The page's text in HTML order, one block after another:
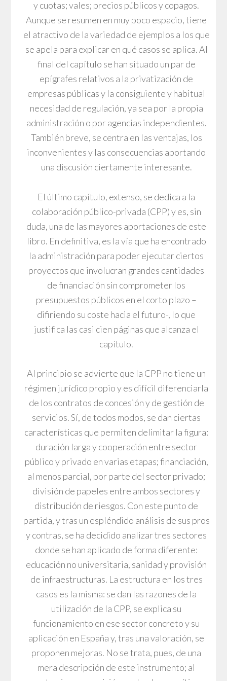
y cuotas; vales; precios públicos y copagos.
Aunque se resumen en muy poco espacio, tiene
el atractivo de la variedad de ejemplos a los que
se apela para explicar en qué casos se aplica. Al
final del capítulo se han situado un par de
epígrafes relativos a la privatización de
empresas públicas y la consiguiente y habitual
necesidad de regulación, ya sea por la propia
administración o por agencias independientes.
También breve, se centra en las ventajas, los
inconvenientes y las consecuencias aportando
una discusión ciertamente interesante.
El último capítulo, extenso, se dedica a la
colaboración público-privada (CPP) y es, sin
duda, una de las mayores aportaciones de este
libro. En definitiva, es la vía que ha encontrado
la administración para poder ejecutar ciertos
proyectos que involucran grandes cantidades
de financiación sin comprometer los
presupuestos públicos en el corto plazo –
difiriendo su coste hacia el futuro-, lo que
justifica las casi cien páginas que alcanza el
capítulo.
Al principio se advierte que la CPP no tiene un
régimen jurídico propio y es difícil diferenciarla
de los contratos de concesión y de gestión de
servicios. Sí, de todos modos, se dan ciertas
características que permiten delimitar la figura:
duración larga y cooperación entre sector
público y privado en varias etapas; financiación,
al menos parcial, por parte del sector privado;
división de papeles entre ambos sectores y
distribución de riesgos. Con este punto de
partida, y tras un espléndido análisis de sus pros
y contras, se ha decidido analizar tres sectores
donde se han aplicado de forma diferente:
educación no universitaria, sanidad y provisión
de infraestructuras. La estructura en los tres
casos es la misma: se dan las razones de la
utilización de la CPP, se explica su
funcionamiento en ese sector concreto y su
aplicación en España y, tras una valoración, se
proponen mejoras. No se trata, pues, de una
mera descripción de este instrumento; al